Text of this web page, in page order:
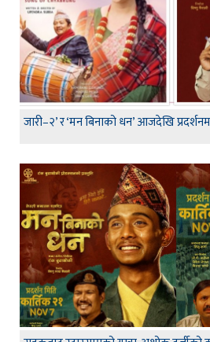
जारी–२’ र ‘मन बिनाको धन’ आजदेखि